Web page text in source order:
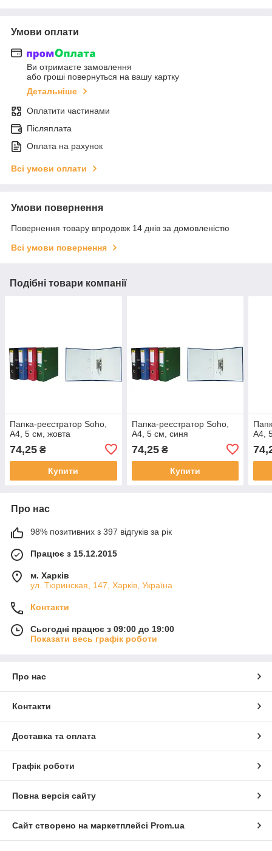
Умови оплати
Ви отримаєте замовлення
або гроші повернуться на вашу картку
Детальніше
Оплатити частинами
Післяплата
Оплата на рахунок
Всі умови оплати
Умови повернення
Повернення товару впродовж 14 днів за домовленістю
Всі умови повернення
Подібні товари компанії
Папка-реєстратор Soho,
А4, 5 см, жовта
74,25 ₴
Купити
Папка-реєстратор Soho,
А4, 5 см, синя
74,25₴
Купити
А4,
Про нас
98% позитивних з 397 відгуків за рік
Працює з 15.12.2015
м. Харків
ул. Тюринская, 147, Харків, Україна
Контакти
Сьогодні працює з 09:00 до 19:00
Показати весь графік роботи
Про нас
Контакти
Доставка та оплата
Графік роботи
Повна версія сайту
Сайт створено на маркетплейсі Prom.ua